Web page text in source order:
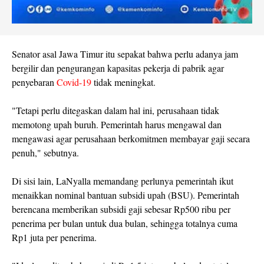
Senator asal Jawa Timur itu sepakat bahwa perlu adanya jam
bergilir dan pengurangan kapasitas pekerja di pabrik agar
penyebaran Covid-19tidak meningkat.
"Tetapi perlu ditegaskan dalam hal ini, perusahaan tidak
memotong upah buruh. Pemerintah harus mengawal dan
mengawasi agar perusahaan berkomitmen membayar gaji secara
penuh," sebutnya.
Di sisi lain, LaNyalla memandang perlunya pemerintah ikut
menaikkan nominal bantuan subsidi upah (BSU). Pemerintah
berencana memberikan subsidi gaji sebesar Rp500 ribu per
penerima per bulan untuk dua bulan, sehingga totalnya cuma
Rp1 juta per penerima.